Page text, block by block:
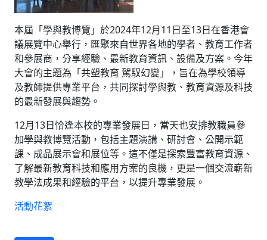
本屆「學與教博覽」於2024年12月11日至13日在香港會
議展覽中心舉行，匯聚來自世界各地的學者、教育工作者
和參展商，分享經驗、最新教育資訊、設備及方案。今年
大會的主題為「共塑教育 駕馭幻變」，旨在為學校領導
及教師提供專業平台，共同探討學與教、教育資源及科技
的最新發展與趨勢。
12月13日恰逢本校的專業發展日，當天也安排教職員參
加學與教博覽活動，包括主題演講、研討會、公開示範
課、成品展示會和展位等。這不僅是探索豐富教育資源、
了解最新教育科技和應用方案的良機，更是一個交流嶄新
教學法成果和經驗的平台，以提升專業發展。
活動花絮